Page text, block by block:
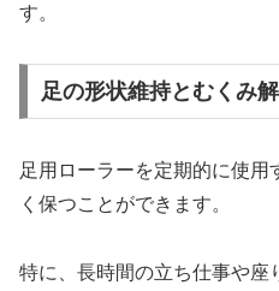
す。
足の形状維持とむくみ
足用ローラーを定期的に使用
く保つことができます。
特に、長時間の立ち仕事や座